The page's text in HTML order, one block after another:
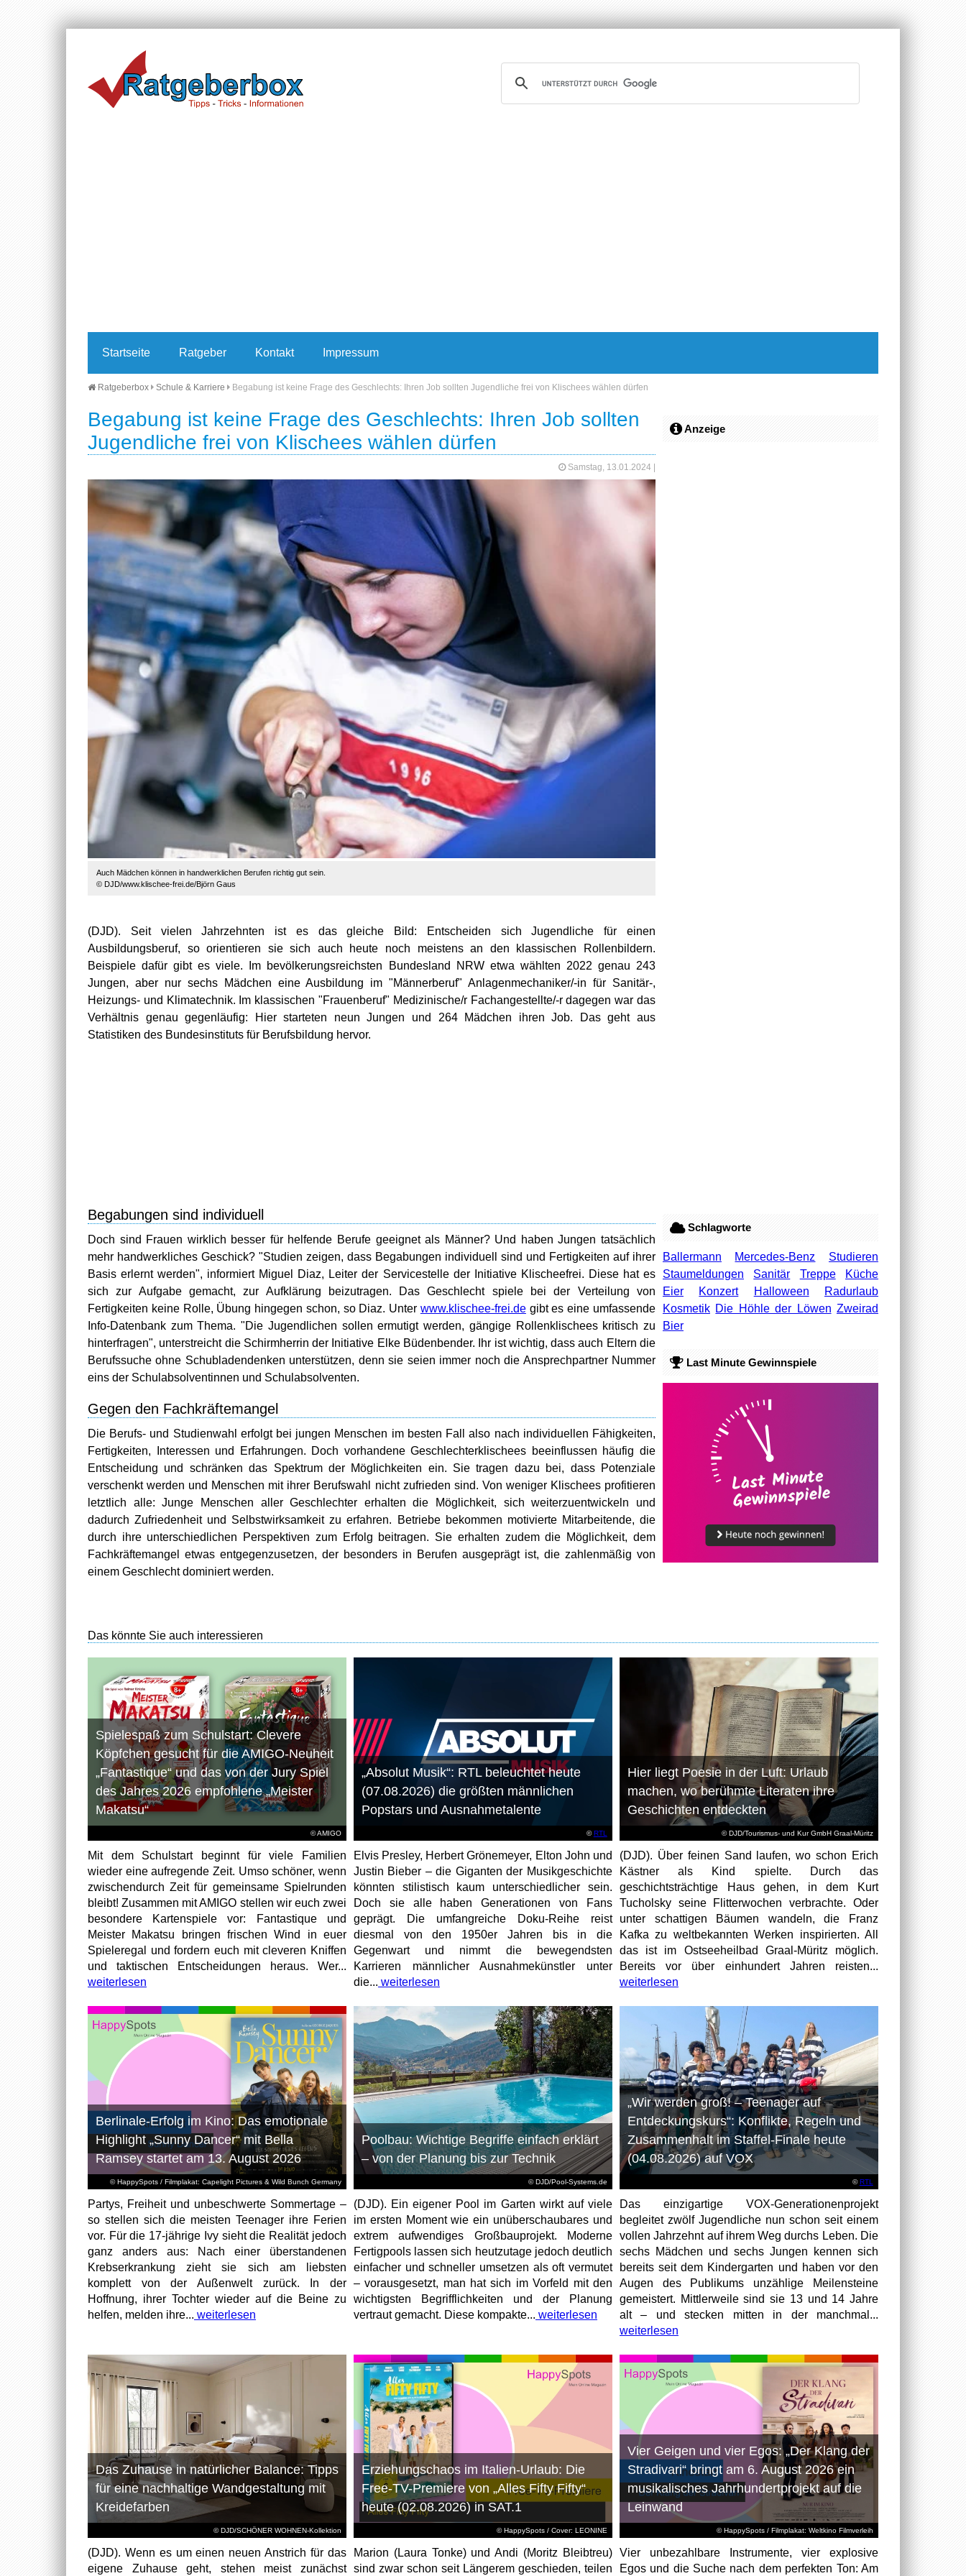
Startseite Ratgeber Kontakt Impressum
Ratgeberbox Schule & Karriere Begabung ist keine Frage des Geschlechts: Ihren Job sollten Jugendliche frei von Klischees wählen dürfen
Begabung ist keine Frage des Geschlechts: Ihren Job sollten
Jugendliche frei von Klischees wählen dürfen
Samstag, 13.01.2024
Auch Mädchen können in handwerklichen Berufen richtig gut sein.
© DJD/www.klischee-frei.de/Björn Gaus
(DJD). Seit vielen Jahrzehnten ist es das gleiche Bild: Entscheiden sich Jugendliche für einen
Ausbildungsberuf, so orientieren sie sich auch heute noch meistens an den klassischen Rollenbildern.
Beispiele dafür gibt es viele. Im bevölkerungsreichsten Bundesland NRW etwa wählten 2022 genau 243
Jungen, aber nur sechs Mädchen eine Ausbildung im "Männerberuf" Anlagenmechaniker/-in für Sanitär-,
Heizungs- und Klimatechnik. Im klassischen "Frauenberuf" Medizinische/r Fachangestellte/-r dagegen war das
Verhältnis genau gegenläufig: Hier starteten neun Jungen und 264 Mädchen ihren Job. Das geht aus
Statistiken des Bundesinstituts für Berufsbildung hervor.
Begabungen sind individuell
Doch sind Frauen wirklich besser für helfende Berufe geeignet als Männer? Und haben Jungen tatsächlich
mehr handwerkliches Geschick? "Studien zeigen, dass Begabungen individuell sind und Fertigkeiten auf ihrer
Basis erlernt werden", informiert Miguel Diaz, Leiter der Servicestelle der Initiative Klischeefrei. Diese hat es
sich zur Aufgabe gemacht, zur Aufklärung beizutragen. Das Geschlecht spiele bei der Verteilung von
Fertigkeiten keine Rolle, Übung hingegen schon, so Diaz. Unter www.klischee-frei.degibt es eine umfassende
Info-Datenbank zum Thema. "Die Jugendlichen sollen ermutigt werden, gängige Rollenklischees kritisch zu
hinterfragen", unterstreicht die Schirmherrin der Initiative Elke Büdenbender. Ihr ist wichtig, dass auch Eltern die
Berufssuche ohne Schubladendenken unterstützen, denn sie seien immer noch die Ansprechpartner Nummer
eins der Schulabsolventinnen und Schulabsolventen.
Gegen den Fachkräftemangel
Die Berufs- und Studienwahl erfolgt bei jungen Menschen im besten Fall also nach individuellen Fähigkeiten,
Fertigkeiten, Interessen und Erfahrungen. Doch vorhandene Geschlechterklischees beeinflussen häufig die
Entscheidung und schränken das Spektrum der Möglichkeiten ein. Sie tragen dazu bei, dass Potenziale
verschenkt werden und Menschen mit ihrer Berufswahl nicht zufrieden sind. Von weniger Klischees profitieren
letztlich alle: Junge Menschen aller Geschlechter erhalten die Möglichkeit, sich weiterzuentwickeln und
dadurch Zufriedenheit und Selbstwirksamkeit zu erfahren. Betriebe bekommen motivierte Mitarbeitende, die
durch ihre unterschiedlichen Perspektiven zum Erfolg beitragen. Sie erhalten zudem die Möglichkeit, dem
Fachkräftemangel etwas entgegenzusetzen, der besonders in Berufen ausgeprägt ist, die zahlenmäßig von
einem Geschlecht dominiert werden.
Anzeige
Schlagworte
Ballermann Mercedes-Benz
Studieren
Staumeldungen
Sanitär Treppe
Küche
Eier
Konzert Halloween
Radurlaub
Kosmetik Die Höhle der Löwen Zweirad
Bier
Last Minute Gewinnspiele
Das könnte Sie auch interessieren
© AMIGO
Spielespaß zum Schulstart: Clevere
Köpfchen gesucht für die AMIGO-Neuheit
„Fantastique“ und das von der Jury Spiel
des Jahres 2026 empfohlene „Meister
Makatsu“
Mit dem Schulstart beginnt für viele Familien
wieder eine aufregende Zeit. Umso schöner, wenn
zwischendurch Zeit für gemeinsame Spielrunden
bleibt! Zusammen mit AMIGO stellen wir euch zwei
besondere Kartenspiele vor: Fantastique und
Meister Makatsu bringen frischen Wind in euer
Spieleregal und fordern euch mit cleveren Kniffen
und taktischen Entscheidungen heraus. Wer...
weiterlesen
©RTL
„Absolut Musik“: RTL beleuchtet heute
(07.08.2026) die größten männlichen
Popstars und Ausnahmetalente
Elvis Presley, Herbert Grönemeyer, Elton John und
Justin Bieber – die Giganten der Musikgeschichte
könnten stilistisch kaum unterschiedlicher sein.
Doch sie alle haben Generationen von Fans
geprägt. Die umfangreiche Doku-Reihe reist
diesmal von den 1950er Jahren bis in die
Gegenwart und nimmt die bewegendsten
Karrieren männlicher Ausnahmekünstler unter
die... weiterlesen
© DJD/Tourismus- und Kur GmbH Graal-Müritz
Hier liegt Poesie in der Luft: Urlaub
machen, wo berühmte Literaten ihre
Geschichten entdeckten
(DJD). Über feinen Sand laufen, wo schon Erich
Kästner als Kind spielte. Durch das
geschichtsträchtige Haus gehen, in dem Kurt
Tucholsky seine Flitterwochen verbrachte. Oder
unter schattigen Bäumen wandeln, die Franz
Kafka zu weltbekannten Werken inspirierten. All
das ist im Ostseeheilbad Graal-Müritz möglich.
Bereits vor über einhundert Jahren reisten...
weiterlesen
© HappySpots / Filmplakat: Capelight Pictures & Wild Bunch Germany
Berlinale-Erfolg im Kino: Das emotionale
Highlight „Sunny Dancer“ mit Bella
Ramsey startet am 13. August 2026
Partys, Freiheit und unbeschwerte Sommertage –
so stellen sich die meisten Teenager ihre Ferien
vor. Für die 17-jährige Ivy sieht die Realität jedoch
ganz anders aus: Nach einer überstandenen
Krebserkrankung zieht sie sich am liebsten
komplett von der Außenwelt zurück. In der
Hoffnung, ihrer Tochter wieder auf die Beine zu
helfen, melden ihre... weiterlesen
© DJD/Pool-Systems.de
Poolbau: Wichtige Begriffe einfach erklärt
– von der Planung bis zur Technik
(DJD). Ein eigener Pool im Garten wirkt auf viele
im ersten Moment wie ein unüberschaubares und
extrem aufwendiges Großbauprojekt. Moderne
Fertigpools lassen sich heutzutage jedoch deutlich
einfacher und schneller umsetzen als oft vermutet
– vorausgesetzt, man hat sich im Vorfeld mit den
wichtigsten Begrifflichkeiten und der Planung
vertraut gemacht. Diese kompakte... weiterlesen
©RTL
„Wir werden groß! – Teenager auf
Entdeckungskurs“: Konflikte, Regeln und
Zusammenhalt im Staffel-Finale heute
(04.08.2026) auf VOX
Das einzigartige VOX-Generationenprojekt
begleitet zwölf Jugendliche nun schon seit einem
vollen Jahrzehnt auf ihrem Weg durchs Leben. Die
sechs Mädchen und sechs Jungen kennen sich
bereits seit dem Kindergarten und haben vor den
Augen des Publikums unzählige Meilensteine
gemeistert. Mittlerweile sind sie 13 und 14 Jahre
alt – und stecken mitten in der manchmal...
weiterlesen
© DJD/SCHÖNER WOHNEN-Kollektion
Das Zuhause in natürlicher Balance: Tipps
für eine nachhaltige Wandgestaltung mit
Kreidefarben
(DJD). Wenn es um einen neuen Anstrich für das
eigene Zuhause geht, stehen meist zunächst
© HappySpots / Cover: LEONINE
Erziehungschaos im Italien-Urlaub: Die
Free-TV-Premiere von „Alles Fifty Fifty“
heute (02.08.2026) in SAT.1
Marion (Laura Tonke) und Andi (Moritz Bleibtreu)
sind zwar schon seit Längerem geschieden, teilen
© HappySpots / Filmplakat: Weltkino Filmverleih
Vier Geigen und vier Egos: „Der Klang der
Stradivari“ bringt am 6. August 2026 ein
musikalisches Jahrhundertprojekt auf die
Leinwand
Vier unbezahlbare Instrumente, vier explosive
Egos und die Suche nach dem perfekten Ton: Am